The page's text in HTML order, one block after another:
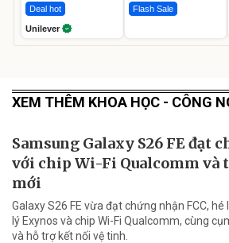
Deal hot
Unilever
Flash Sale
XEM THÊM KHOA HỌC - CÔNG
Samsung Galaxy S26 FE đạt
với chip Wi-Fi Qualcomm và
mới
Galaxy S26 FE vừa đạt chứng nhận FCC,
lý Exynos và chip Wi-Fi Qualcomm, cùng
và hỗ trợ kết nối vệ tinh.